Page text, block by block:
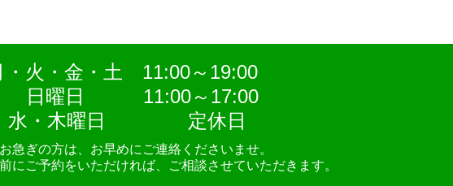
・火・金・土 11:00～19:00
日曜日
11:00～17:00
水・木曜日
定休日
急ぎの方は、お早めにご連絡くださいませ。
にご予約をいただければ、ご相談させていただきます。